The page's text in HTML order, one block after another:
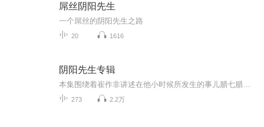
屌丝阴阳先生
一个屌丝的阴阳先生之路
20 1616
阴阳先生专辑
273 2.2万